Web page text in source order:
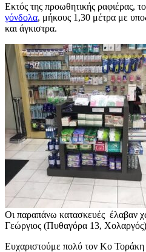
Εκτός της προωθητικής ραφιέρας,
γόνδολα, μήκους 1,30 μέτρα με
και άγκιστρα.
Οι παραπάνω κατασκευές έλαβαν
Γεώργιος (Πυθαγόρα 13, Χολαργός)
Ευχαριστούμε πολύ τον Κο Τοράκη